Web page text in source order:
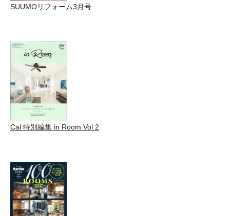
SUUMOリフォーム3月号
Cal 特別編集 in Room Vol.2